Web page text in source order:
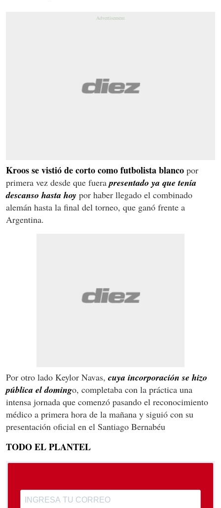
Kroos se vistió de corto como futbolista blanco por
primera vez desde que fuerapresentado ya que tenía
descanso hasta hoy por haber llegado el combinado
alemán hasta la final del torneo, que ganó frente a
Argentina.
Por otro lado Keylor Navas, cuya incorporación se hizo
pública el domingo, completaba con la práctica una
intensa jornada que comenzó pasando el reconocimiento
médico a primera hora de la mañana y siguió con su
presentación oficial en el Santiago Bernabéu
TODO EL PLANTEL